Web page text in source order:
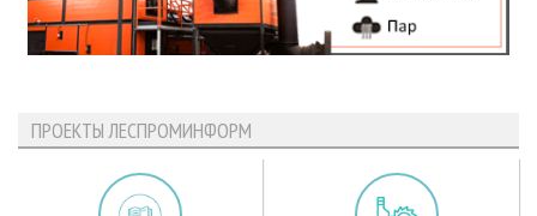
ПРОЕКТЫ ЛЕСПРОМИНФОРМ